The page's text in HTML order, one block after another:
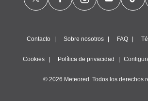
Contacto Sobre nosotros FAQ
Cookies Política de privacidad
© 2026 Meteored. Todos los derechos